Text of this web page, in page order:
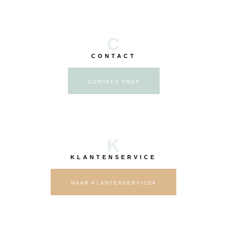
C
CONTACT
CONTACT ONS
K
KLANTENSERVICE
NAAR KLANTENSERVICE